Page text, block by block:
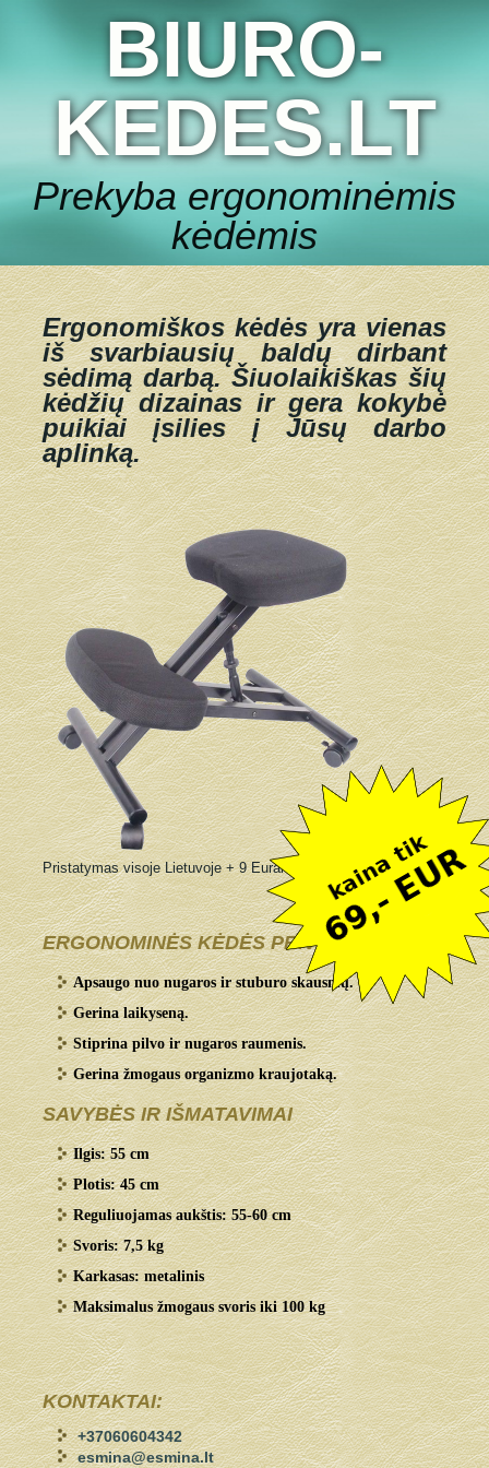
BIURO-
KEDES.LT
Prekyba ergonominėmis
kėdėmis
Ergonomiškos kėdės yra vienas
iš svarbiausių baldų dirbant
sėdimą darbą.Šiuolaikiškas šių
kėdžių dizainas ir gera kokybė
puikiai įsilies į Jūsų darbo
aplinką.
Pristatymas visoje Lietuvoje + 9 Eurai
ERGONOMINĖS KĖDĖS PRIVALUMAI:
Apsaugo nuo nugaros ir stuburo skausmų.
Gerina laikyseną.
Stiprina pilvo ir nugaros raumenis.
Gerina žmogaus organizmo kraujotaką.
SAVYBĖS IR IŠMATAVIMAI
Ilgis: 55 cm
Plotis: 45 cm
Reguliuojamas aukštis: 55-60 cm
Svoris: 7,5 kg
Karkasas: metalinis
Maksimalus žmogaus svoris iki 100 kg
KONTAKTAI:
+37060604342
esmina@esmina.lt